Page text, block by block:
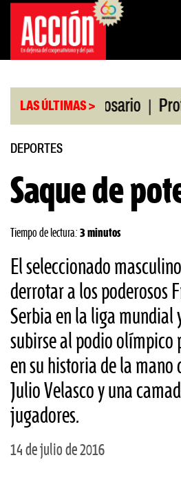
Saltar
contenido
LAS ÚLTIMAS >
Bolsa de Rosario |
DEPORTES
Saque de
Tiempo de lectura: 3 minutos
El seleccionado
derrotar a los poderosos
Serbia en la liga mundial
subirse al podio olímpico
en su historia de la mano
Julio Velasco y una
jugadores.
14 de julio de 2016